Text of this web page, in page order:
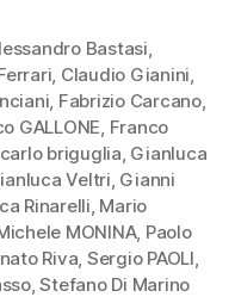
Bastasi,
, Claudio Gianini,
, Fabrizio Carcano,
GALLONE, Franco
briguglia, Gianluca
Veltri, Gianni
Rinarelli, Mario
MONINA, Paolo
Riva, Sergio PAOLI,
,Stefano Di Marino